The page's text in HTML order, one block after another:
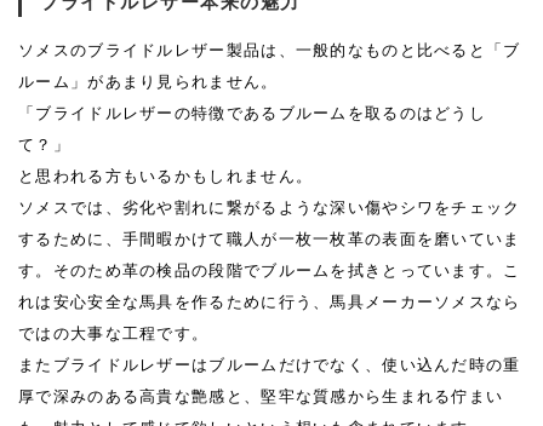
ソメスのブライドルレザー製品は、一般的なものと比べると「ブ
ルーム」があまり見られません。
「ブライドルレザーの特徴であるブルームを取るのはどうし
て？」
と思われる方もいるかもしれません。
ソメスでは、劣化や割れに繋がるような深い傷やシワをチェック
するために、手間暇かけて職人が一枚一枚革の表面を磨いていま
す。そのため革の検品の段階でブルームを拭きとっています。こ
れは安心安全な馬具を作るために行う、馬具メーカーソメスなら
ではの大事な工程です。
またブライドルレザーはブルームだけでなく、使い込んだ時の重
厚で深みのある高貴な艶感と、堅牢な質感から生まれる佇まい